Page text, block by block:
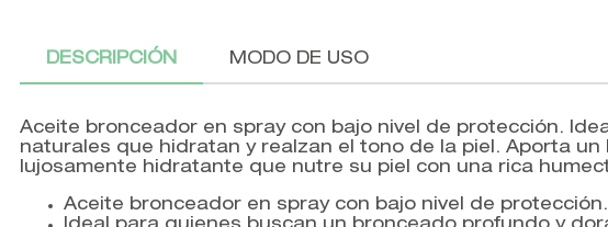
DESCRIPCIÓN MODO DE USO
Aceite bronceador en spray con bajo nivel de protección.
naturales que hidratan y realzan el tono de la piel. Aporta
lujosamente hidratante que nutre su piel con una rica
Aceite bronceador en spray con bajo nivel de protección.